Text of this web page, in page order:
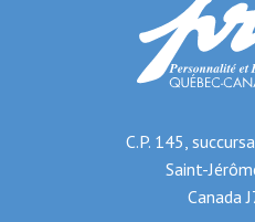
C.P. 145,
Saint-
Canada